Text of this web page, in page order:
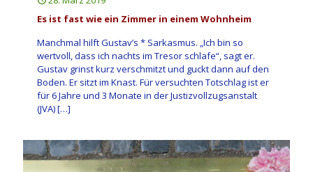
Es ist fast wie ein Zimmer in einem Wohnheim
Manchmal hilft Gustav’s * Sarkasmus. „Ich bin so
wertvoll, dass ich nachts im Tresor schlafe“, sagt er.
Gustav grinst kurz verschmitzt und guckt dann auf den
Boden. Er sitzt im Knast. Für versuchten Totschlag ist er
für 6 Jahre und 3 Monate in der Justizvollzugsanstalt
(JVA)[…]